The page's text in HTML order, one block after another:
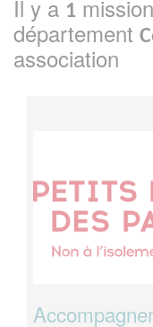
Il y a 1
département
association